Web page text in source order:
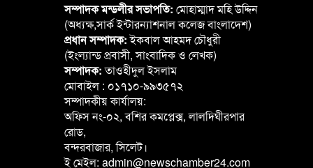
সম্পাদক মন্ডলীর সভাপতি: মোহাম্মাদ মহি উদ্দিন
(অধ্যক্ষ,সার্ক ইন্টারন্যাশনাল কলেজ বাংলাদেশ)
প্রধান সম্পাদক:ইকবাল আহমদ চৌধুরী
(ইংল্যান্ড প্রবাসী, সাংবাদিক ও লেখক)
সম্পাদক:তাওহীদুল ইসলাম
মোবাইল : ০১৭১০-৯৯৩৫৭২
সম্পাদকীয় কার্যালয়:
অফিস নং-০২, বশির কমপ্লেক্স, লালদিঘীরপার
রোড,
বন্দরবাজার, সিলেট।
ই মেইল: admin@newschamber24.com